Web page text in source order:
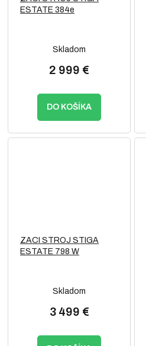
ESTATE 384e
Skladom
2 999 €
DO KOŠÍKA
ZACI STROJ STIGA
ESTATE 798 W
Skladom
3 499 €